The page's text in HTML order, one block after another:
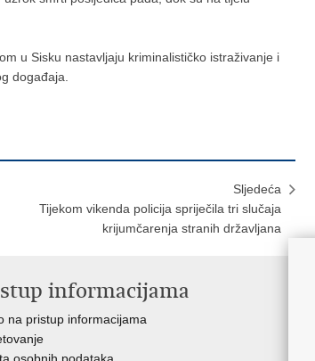
u Sisku nastavljaju kriminalističko istraživanje i
događaja.
Sljedeća
Tijekom vikenda policija spriječila tri slučaja
krijumčarenja stranih državljana
informacijama
na pristup informacijama